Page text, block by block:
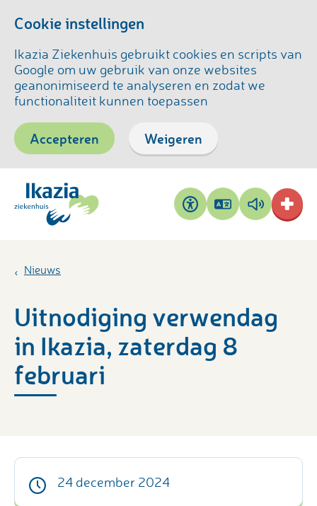
Cookie instellingen
Ikazia Ziekenhuis gebruikt cookies en scripts van
Google om uw gebruik van onze websites
geanonimiseerd te analyseren en zodat we
functionaliteit kunnen toepassen
Accepteren Weigeren
Toegankelijkheid
Pagina
vertalen
Pagina
voorlezen
Nieuws
Uitnodiging verwendag
in Ikazia, zaterdag 8
februari
24 december 2024